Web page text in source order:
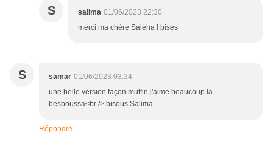
S salima 01/06/2023 22:30
merci ma chère Saléha ! bises
S samar 01/06/2023 03:34
une belle version façon muffin j'aime beaucoup la
besboussa<br /> bisous Salima
Répondre